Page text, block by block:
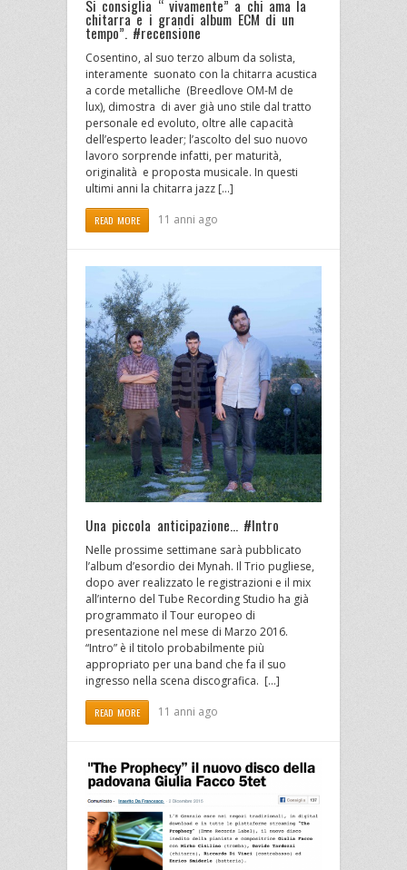
Si consiglia “ vivamente” a chi ama la
chitarra e i grandi album ECM di un
tempo”. #recensione
Cosentino, al suo terzo album da solista,
interamente suonato con la chitarra acustica
a corde metalliche (Breedlove OM-M de
lux), dimostra di aver già uno stile dal tratto
personale ed evoluto, oltre alle capacità
dell’esperto leader; l’ascolto del suo nuovo
lavoro sorprende infatti, per maturità,
originalità e proposta musicale. In questi
ultimi anni la chitarra jazz […]
READ MORE 11 anni ago
Una piccola anticipazione… #Intro
Nelle prossime settimane sarà pubblicato
l’album d’esordio dei Mynah. Il Trio pugliese,
dopo aver realizzato le registrazioni e il mix
all’interno del Tube Recording Studio ha già
programmato il Tour europeo di
presentazione nel mese di Marzo 2016.
“Intro” è il titolo probabilmente più
appropriato per una band che fa il suo
ingresso nella scena discografica. […]
READ MORE 11 anni ago